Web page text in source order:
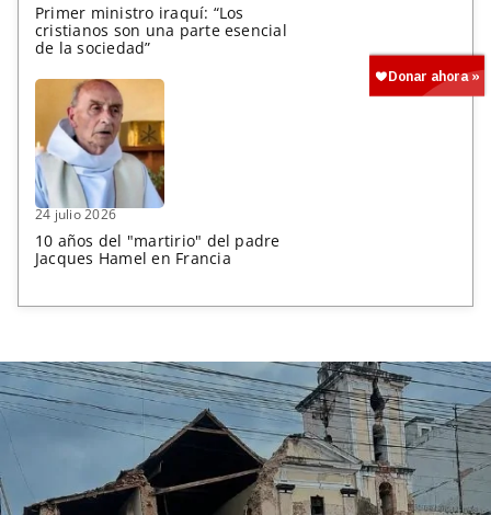
Primer ministro iraquí: “Los
cristianos son una parte esencial
de la sociedad”
24 julio 2026
10 años del "martirio" del padre
Jacques Hamel en Francia